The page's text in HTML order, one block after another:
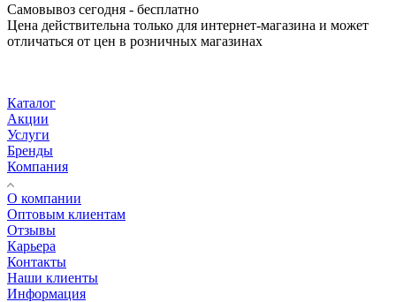
Самовывоз сегодня - бесплатно
Цена действительна только для интернет-магазина и может
отличаться от цен в розничных магазинах
Каталог
Акции
Услуги
Бренды
Компания
О компании
Оптовым клиентам
Отзывы
Карьера
Контакты
Наши клиенты
Информация